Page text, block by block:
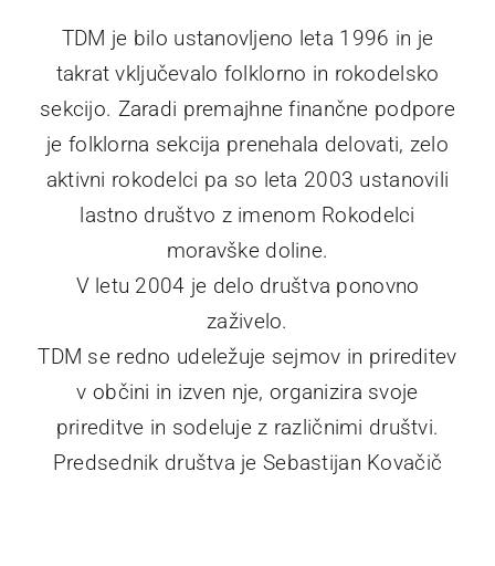
TDM je bilo ustanovljeno leta 1996 in je
takrat vključevalo folklorno in rokodelsko
sekcijo. Zaradi premajhne finančne podpore
je folklorna sekcija prenehala delovati, zelo
aktivni rokodelci pa so leta 2003 ustanovili
lastno društvo z imenom Rokodelci
moravške doline.
V letu 2004 je delo društva ponovno
zaživelo.
TDM se redno udeležuje sejmov in prireditev
v občini in izven nje, organizira svoje
prireditve in sodeluje z različnimi društvi.
Predsednik društva je Sebastijan Kovačič